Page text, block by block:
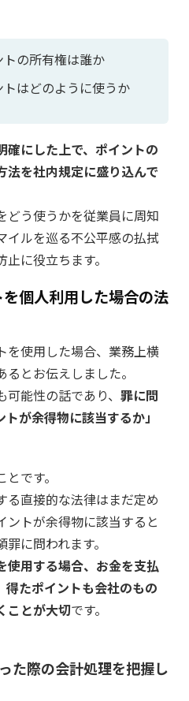
の所有権は誰か
はどのように使うか
確にした上で、ポイントの
法を社内規定に盛り込んで
どう使うかを従業員に周知
イルを巡る不公平感の払拭
に役立ちます。
個人利用した場合の法
を使用した場合、業務上横
とお伝えしました。
能性の話であり、 罪に問
が余得物に該当するか」
です。
る直接的な法律はまだ定め
ントが余得物に該当すると
に問われます。
使用する場合、お金を支払
得たポイントも会社のもの
ことが大切です。
た際の会計処理を把握し